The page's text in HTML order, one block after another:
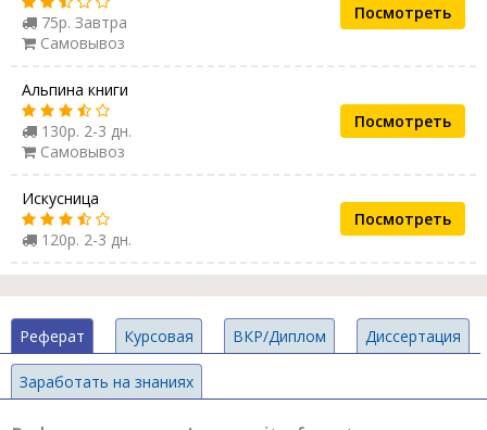
75р. Завтра
Самовывоз
Посмотреть
Альпина книги
130р. 2-3 дн.
Самовывоз
Посмотреть
Искусница
120р. 2-3 дн.
Посмотреть
Реферат Курсовая ВКР/Диплом Диссертация
Заработать на знаниях